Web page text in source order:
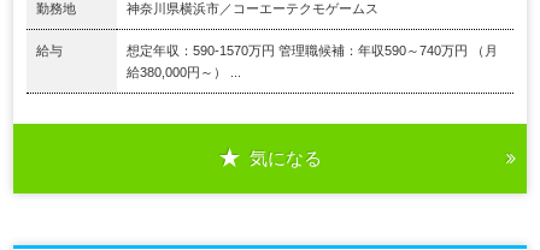
勤務地 神奈川県横浜市／コーエーテクモゲームス
給与
想定年収：590-1570万円 管理職候補：年収590～740万円 （月
給380,000円～） ...
気になる